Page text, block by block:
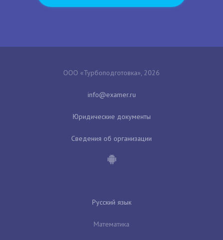
ООО «Турбоподготовка», 2026
Юридические документы
Сведения об организации
Русский язык
Математика